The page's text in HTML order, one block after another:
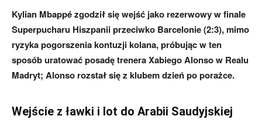
Kylian Mbappé zgodził się wejść jako rezerwowy w finale
Superpucharu Hiszpanii przeciwko Barcelonie (2:3), mimo
ryzyka pogorszenia kontuzji kolana, próbując w ten
sposób uratować posadę trenera Xabiego Alonso w Realu
Madryt; Alonso rozstał się z klubem dzień po porażce.
Wejście z ławki i lot do Arabii Saudyjskiej